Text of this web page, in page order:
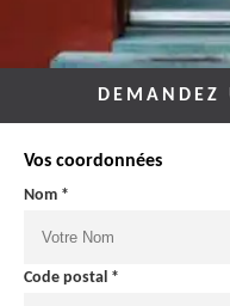
DEMANDEZ
Vos coordonnées
Nom *
Code postal *